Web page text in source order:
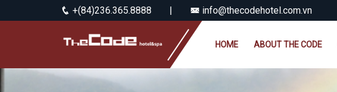
+(84)236.365.8888 | info@thecodehotel.com.vn
HOME ABOUT THE CODE